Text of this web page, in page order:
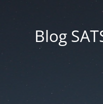
Blog